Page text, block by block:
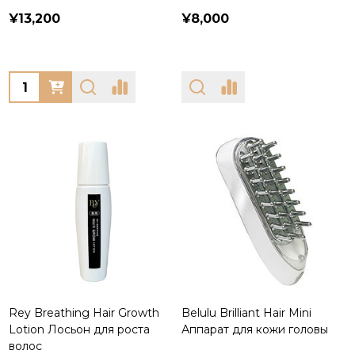
¥13,200
Quantity:
¥8,000
Rey Breathing Hair Growth
Lotion Лосьон для роста
волос
Belulu Brilliant Hair Mini
Аппарат для кожи головы